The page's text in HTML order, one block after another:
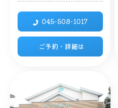
045-508-1017
ご予約・詳細は